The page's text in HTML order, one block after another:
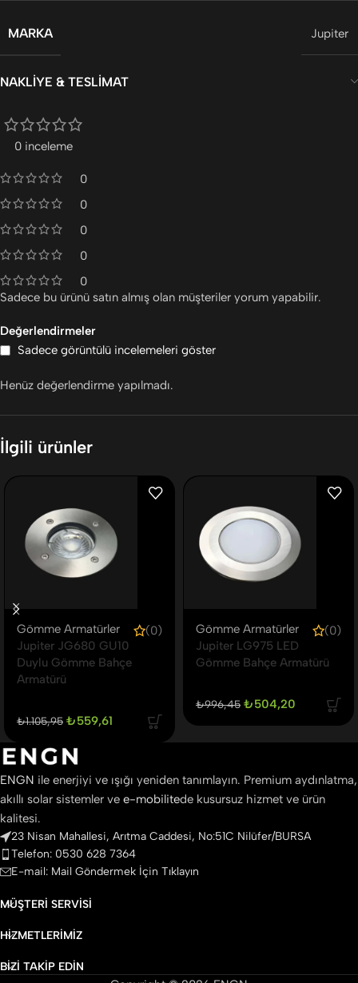
MARKA Jupiter
NAKLIYE & TESLIMAT
0 inceleme
0
0
0
0
0
Değerlendirmeler
Sadece görüntülü incelemeleri göster
Henüz değerlendirme yapılmadı.
Sadece bu ürünü satın almış olan müşteriler yorum yapabilir.
İlgili ürünler
Gömme Armatürler
(0)
Jupiter JG680 GU10
Duylu Gömme Bahçe
Armatürü
₺1.105,95 ₺559,61
Gömme Armatürler
(0)
Jupiter LG975 LED
Gömme Bahçe Armatürü
₺996,45 ₺504,20
ENGN ile enerjiyi ve ışığı yeniden tanımlayın. Premium aydınlatma,
akıllı solar sistemler ve e-mobilitede kusursuz hizmet ve ürün
kalitesi.
23 Nisan Mahallesi, Arıtma Caddesi, No:51C Nilüfer/BURSA
Telefon: 0530 628 7364
E-mail: Mail Göndermek İçin Tıklayın
MÜŞTERI SERVISI
HIZMETLERIMIZ
BIZI TAKIP EDIN